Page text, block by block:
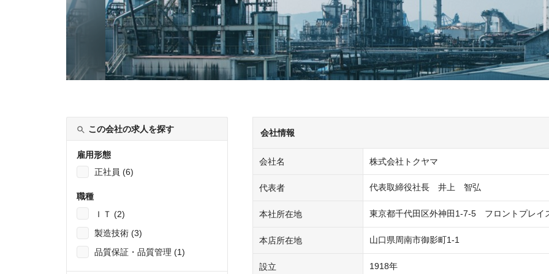
この会社の求人を探す
雇用形態
正社員 (6)
職種
ＩＴ (2)
製造技術 (3)
品質保証・品質管理 (1)
会社情報
会社名 株式会社トクヤマ
代表者 代表取締役社長　井上　智弘
本社所在地 東京都千代田区外神田1-7-5　フロントプレイ
本店所在地 山口県周南市御影町1-1
設立 1918年